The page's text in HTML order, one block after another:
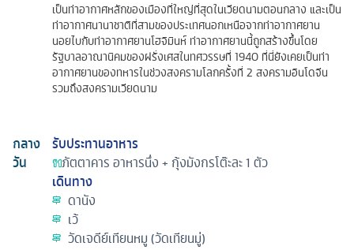
เป็นท่าอากาศหลักของเมืองที่ใหญ่ที่สุดในเวียดนามตอนกลาง และเป็น
ท่าอากาศนานาชาติที่สามของประเทศนอกเหนือจากท่าอากาศยาน
นอยไบกับท่าอากาศยานโฮจิมินห์ ท่าอากาศยานนี้ถูกสร้างขึ้นโดย
รัฐบาลอาณานิคมของฝรั่งเศสในทศวรรษที่ 1940 ที่นี่ยังเคยเป็นท่า
อากาศยานของทหารในช่วงสงครามโลกครั้งที่ 2 สงครามอินโดจีน
รวมถึงสงครามเวียดนาม
กลาง
วัน
รับประทานอาหาร
ภัตตาคารอาหารนึ่ง + กุ้งมังกรโต๊ะละ 1 ตัว
เดินทาง
ดานัง
เว้
วัดเจดีย์เทียนหมู (วัดเทียนมู่)